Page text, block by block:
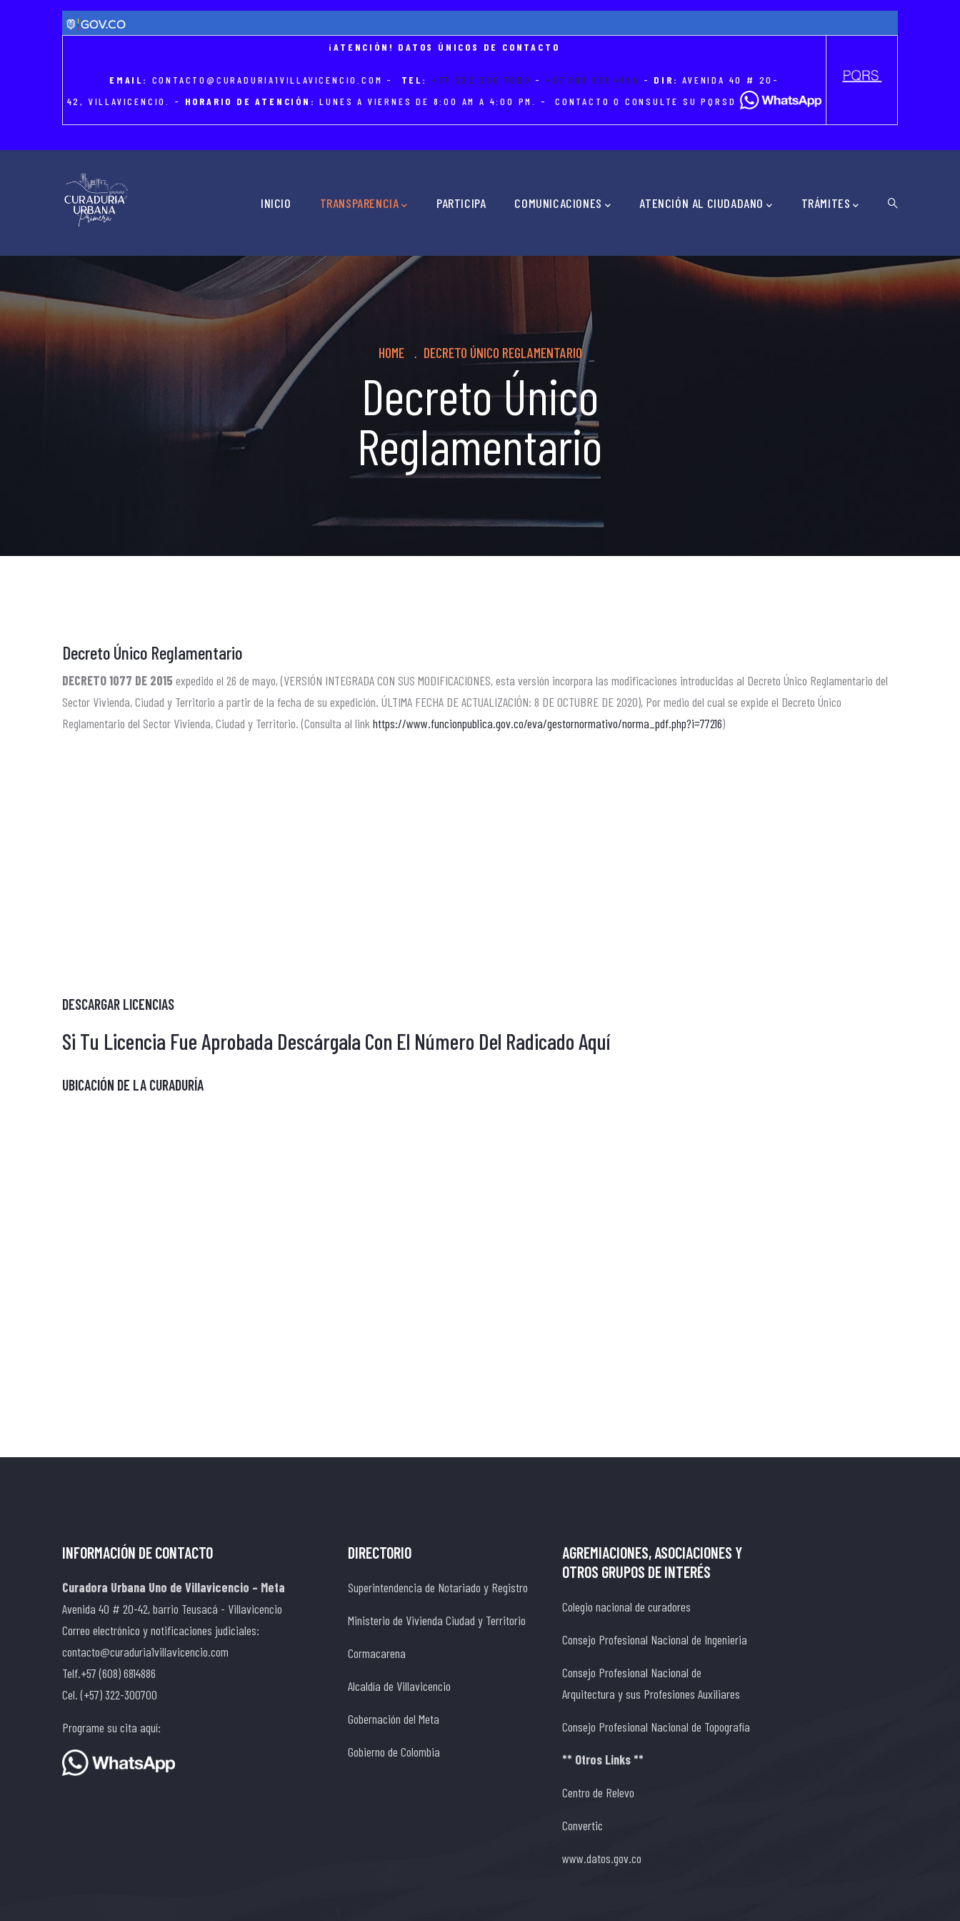
¡ATENCIÓN! DATOS ÚNICOS DE CONTACTO
EMAIL: CONTACTO@CURADURIA1VILLAVICENCIO.COM - TEL: +57 322 300 7000 - +57 608 681 4886 - DIR: AVENIDA 40 # 20-
42, VILLAVICENCIO. - HORARIO DE ATENCIÓN: LUNES A VIERNES DE 8:00 AM A 4:00 PM. - CONTACTO O CONSULTE SU PQRSD
INICIO TRANSPARENCIA PARTICIPA COMUNICACIONES ATENCIÓN AL CIUDADANO TRÁMITES
Breadcrumb
HOME . DECRETO ÚNICO REGLAMENTARIO
Decreto Único
Reglamentario
Decreto Único Reglamentario
DECRETO 1077 DE 2015 expedido el 26 de mayo, (VERSIÓN INTEGRADA CON SUS MODIFICACIONES, esta versión incorpora las modificaciones introducidas al Decreto Único Reglamentario del
Sector Vivienda, Ciudad y Territorio a partir de la fecha de su expedición. ÚLTIMA FECHA DE ACTUALIZACIÓN: 8 DE OCTUBRE DE 2020), Por medio del cual se expide el Decreto Único
Reglamentario del Sector Vivienda, Ciudad y Territorio. (Consulta al link https://www.funcionpublica.gov.co/eva/gestornormativo/norma_pdf.php?i=77216)
DESCARGAR LICENCIAS
Si Tu Licencia Fue Aprobada Descárgala Con El Número Del Radicado Aquí
UBICACIÓN DE LA CURADURÍA
INFORMACIÓN DE CONTACTO
Curadora Urbana Uno de Villavicencio – Meta
Avenida 40 # 20-42, barrio Teusacá - Villavicencio
Correo electrónico y notificaciones judiciales:
contacto@curaduria1villavicencio.com
Telf.+57 (608) 6814886
Cel. (+57) 322-300700
Programe su cita aquí:
DIRECTORIO
Superintendencia de Notariado y Registro
Ministerio de Vivienda Ciudad y Territorio
Cormacarena
Alcaldía de Villavicencio
Gobernación del Meta
Gobierno de Colombia
AGREMIACIONES, ASOCIACIONES Y
OTROS GRUPOS DE INTERÉS
Colegio nacional de curadores
Consejo Profesional Nacional de Ingenieria
Consejo Profesional Nacional de
Arquitectura y sus Profesiones Auxiliares
Consejo Profesional Nacional de Topografía
** Otros Links **
Centro de Relevo
Convertic
www.datos.gov.co